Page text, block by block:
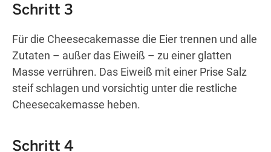
Schritt 3
Für die Cheesecakemasse die Eier trennen und alle
Zutaten – außer das Eiweiß – zu einer glatten
Masse verrühren. Das Eiweiß mit einer Prise Salz
steif schlagen und vorsichtig unter die restliche
Cheesecakemasse heben.
Schritt 4